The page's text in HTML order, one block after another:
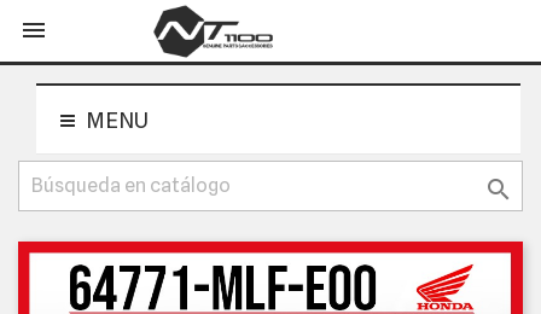

MENU
